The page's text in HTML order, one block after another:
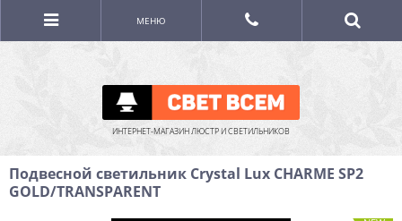
ИНТЕРНЕТ-МАГАЗИН ЛЮСТР И СВЕТИЛЬНИКОВ
МЕНЮ
Подвесной светильник Crystal Lux CHARME SP2
GOLD/TRANSPARENT